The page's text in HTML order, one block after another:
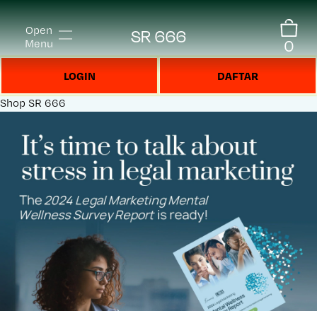
Open
Menu
SR 666 0
LOGIN DAFTAR
Shop SR 666